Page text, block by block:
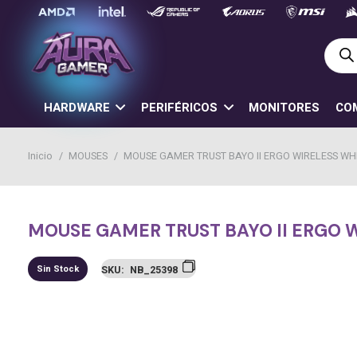
de
HARDWARE PERIFÉRICOS MONITORES
Inicio / MOUSES / MOUSE GAMER TRUST BAYO II ERGO WIRELESS
MOUSE GAMER TRUST BAYO II ERGO
Sin Stock SKU: NB_25398